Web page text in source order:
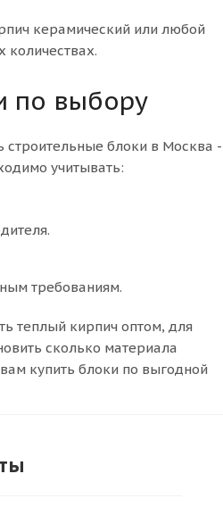
керамический или любой
количествах.
по выбору
блоки в Москва -
учитывать:
требованиям.
теплый кирпич оптом, для
сколько материала
купить блоки по выгодной